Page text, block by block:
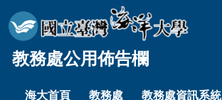
教務處公用佈告欄
海大首頁 教務處 教務處資訊系統